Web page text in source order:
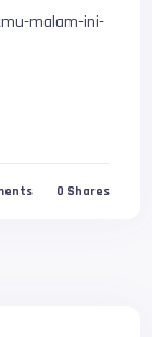
malam-ini-
0 Shares